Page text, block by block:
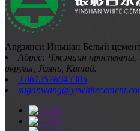
Angзянси Иньшан Белый
Адрес: Чжэнцин проспекты,
округы, Jiзянь, Китай.
+8613576043305